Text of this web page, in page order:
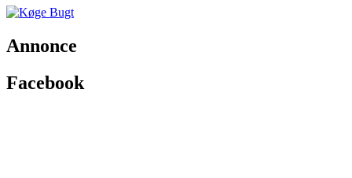
Annonce
Facebook